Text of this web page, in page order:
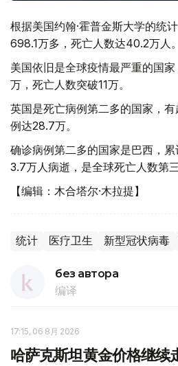
根据美国约翰·霍普金斯大学的统
698.1万多，死亡人数达40.2万人。
美国依旧是全球疫情最严重的国
万，死亡人数突破11万。
英国是死亡病例第二多的国家，
例达28.7万。
确诊病例第二多的国家是巴西，
3.7万人病逝，是全球死亡人数第三
【编辑：木合塔尔·木拉提】
统计 医疗卫生 新型冠状病毒
без автора
编译
17:15, 06 8月 2026
哈萨克斯坦黄金价格继续